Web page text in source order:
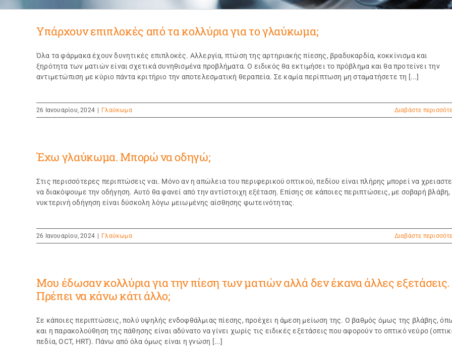
Υπάρχουν επιπλοκές από τα κολλύρια για το γλαύκωμα;
Όλα τα φάρμακα έχουν δυνητικές επιπλοκές. Αλλεργία, πτώση της αρτηριακής πίεσης, βραδυκαρδία, κοκκίνισμα και
ξηρότητα των ματιών είναι σχετικά συνηθισμένα προβλήματα. Ο ειδικός θα εκτιμήσει το πρόβλημα και θα προτείνει την
αντιμετώπιση με κύριο πάντα κριτήριο την αποτελεσματική θεραπεία. Σε καμία περίπτωση μη σταματήσετε τη [...]
26 Ιανουαρίου, 2024 Γλαύκωμα Διαβάστε
Έχω γλαύκωμα. Μπορώ να οδηγώ;
Στις περισσότερες περιπτώσεις ναι. Μόνο αν η απώλεια του περιφερικού οπτικού, πεδίου είναι πλήρης μπορεί να
να διακόψουμε την οδήγηση. Αυτό θα φανεί από την αντίστοιχη εξέταση. Επίσης σε κάποιες περιπτώσεις, με σοβαρή βλάβη,
νυκτερινή οδήγηση είναι δύσκολη λόγω μειωμένης αίσθησης φωτεινότητας.
26 Ιανουαρίου, 2024 Γλαύκωμα Διαβάστε
Μου έδωσαν κολλύρια για την πίεση των ματιών αλλά δεν έκανα άλλες εξετάσεις.
Πρέπει να κάνω κάτι άλλο;
Σε κάποιες περιπτώσεις, πολύ υψηλής ενδοφθάλμιας πίεσης, προέχει η άμεση μείωση της. Ο βαθμός όμως της βλάβης,
και η παρακολούθηση της πάθησης είναι αδύνατο να γίνει χωρίς τις ειδικές εξετάσεις που αφορούν το οπτικό νεύρο
πεδία, OCT, HRT). Πάνω από όλα όμως είναι η γνώση [...]